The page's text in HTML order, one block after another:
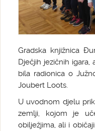
Gradska knjižnica
Dječjih jezičnih
bila radionica o
Joubert Loots.
U uvodnom djelu
zemlji, kojom je
obilježjima, ali i